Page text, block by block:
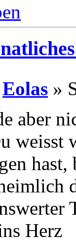
Eolas »
aber
weisst
Herz